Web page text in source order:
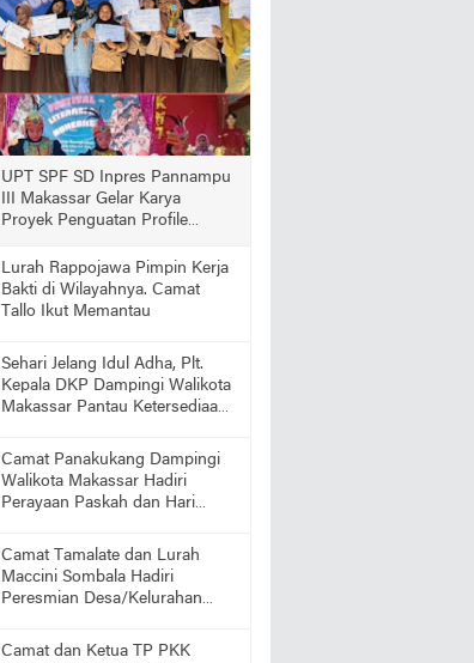
UPT SPF SD Inpres Pannampu
III Makassar Gelar Karya
Proyek Penguatan Profile
Lurah Rappojawa Pimpin Kerja
Bakti di Wilayahnya. Camat
Tallo Ikut Memantau
Sehari Jelang Idul Adha, Plt.
Kepala DKP Dampingi Walikota
Makassar Pantau Ketersediaan
Camat Panakukang Dampingi
Walikota Makassar Hadiri
Perayaan Paskah dan Hari
Camat Tamalate dan Lurah
Maccini Sombala Hadiri
Peresmian Desa/Kelurahan
Camat dan Ketua TP PKK